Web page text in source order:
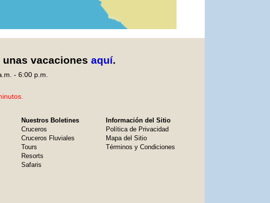
vacaciones aquí.
- 6:00 p.m.
Nuestros Boletines
Cruceros
Cruceros Fluviales
Tours
Resorts
Safaris
Información del Sitio
Política de Privacidad
Mapa del Sitio
Términos y Condiciones